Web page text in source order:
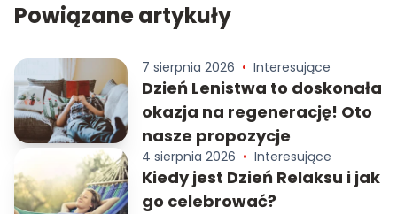
Powiązane artykuły
7 sierpnia 2026 • Interesujące
Dzień Lenistwa to doskonała
okazja na regenerację! Oto
nasze propozycje
4 sierpnia 2026 • Interesujące
Kiedy jest Dzień Relaksu i jak
go celebrować?